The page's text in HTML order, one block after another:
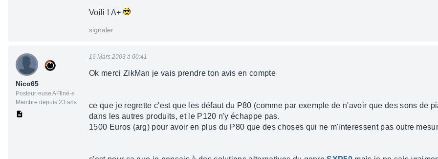
Voili ! A+
signaler
Nico65
Posteur·euse AFfiné·e
Membre depuis 23 ans
16 Mars 2003 à 00:41
Ok merci ZikMan je vais prendre ton avis en compte
ce que je regrette c'est que les défaut du P80 (comme par exemple de n'avoir que des sons de
dans les autres produits, et le P120 n'y échappe pas.
1500 Euros (arg) pour avoir en plus du P80 que des choses qui ne m'interessent pas outre